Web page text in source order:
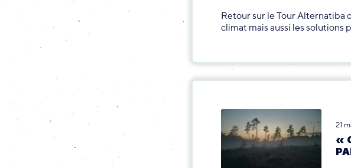
Retour sur le Tour Alternatiba
climat mais aussi les solutions
21
«